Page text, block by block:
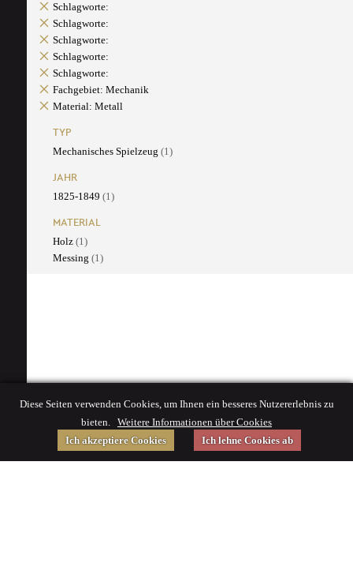
Schlagworte:
Schlagworte:
Schlagworte:
Schlagworte:
Schlagworte:
Fachgebiet: Mechanik
Material: Metall
TYP
Mechanisches Spielzeug (1)
JAHR
1825-1849 (1)
MATERIAL
Holz (1)
Messing (1)
Diese Seiten verwenden Cookies, um Ihnen ein besseres Nutzererlebnis zu
bieten. Weitere Informationen über Cookies
Ich akzeptiere Cookies
Ich lehne Cookies ab